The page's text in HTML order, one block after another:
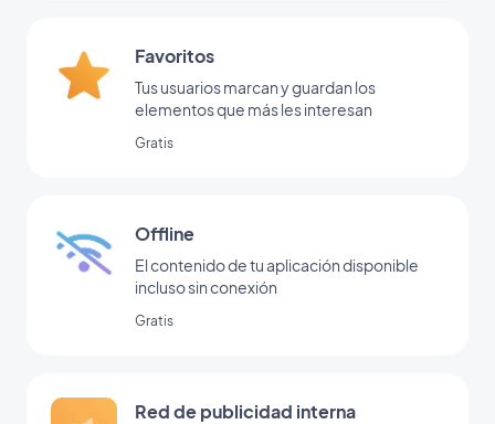
Favoritos
Tus usuarios marcan y guardan los
elementos que más les interesan
Gratis
Offline
El contenido de tu aplicación disponible
incluso sin conexión
Gratis
Red de publicidad interna